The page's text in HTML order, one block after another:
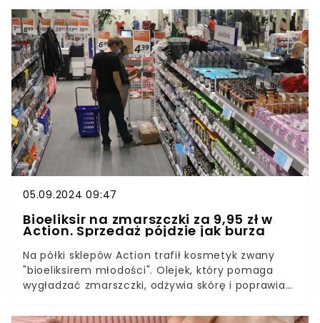
dużego wyboru, więc mężczyźni "ratowali się"
radzieckim produktem. I używali go bardzo
obficie.
05.09.2024 09:47
Bioeliksir na zmarszczki za 9,95 zł w
Action. Sprzedaż pójdzie jak burza
Na półki sklepów Action trafił kosmetyk zwany
"bioeliksirem młodości". Olejek, który pomaga
wygładzać zmarszczki, odżywia skórę i poprawia
pospieszyć, bo promocja trwa jedynie kilka dni.